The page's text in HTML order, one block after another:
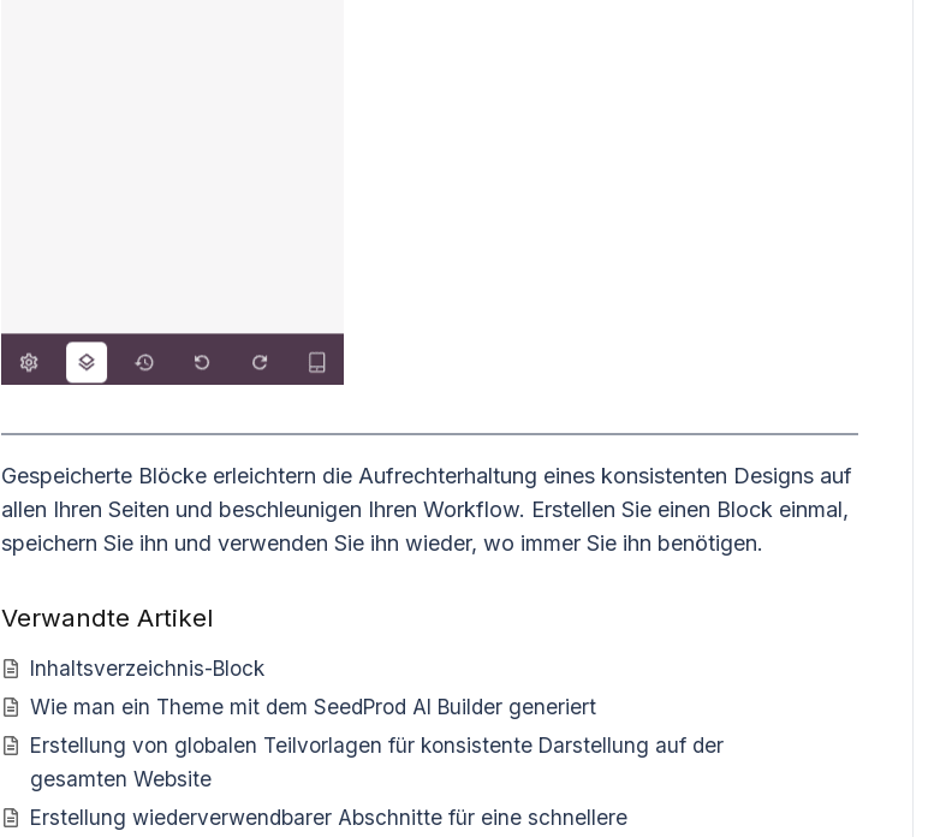
Gespeicherte Blöcke erleichtern die Aufrechterhaltung eines konsistenten Designs auf
allen Ihren Seiten und beschleunigen Ihren Workflow. Erstellen Sie einen Block einmal,
speichern Sie ihn und verwenden Sie ihn wieder, wo immer Sie ihn benötigen.
Verwandte Artikel
Inhaltsverzeichnis-Block
Wie man ein Theme mit dem SeedProd AI Builder generiert
Erstellung von globalen Teilvorlagen für konsistente Darstellung auf der
gesamten Website
Erstellung wiederverwendbarer Abschnitte für eine schnellere